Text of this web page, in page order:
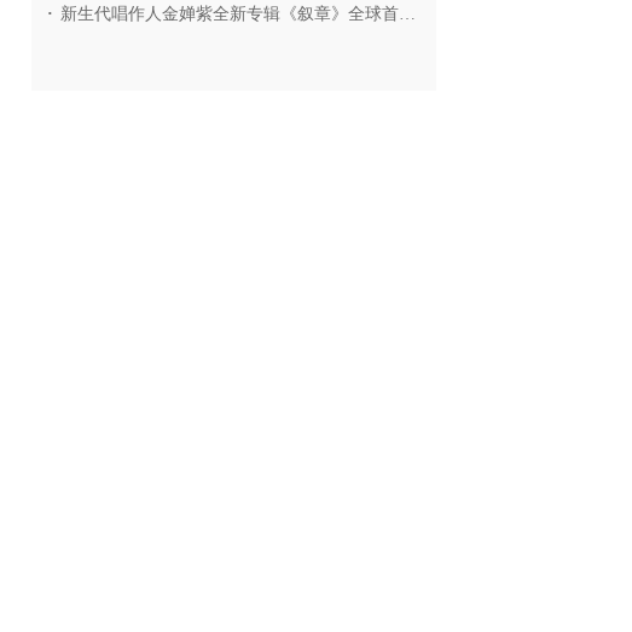
· 新生代唱作人金婵紫全新专辑《叙章》全球首发，颠覆